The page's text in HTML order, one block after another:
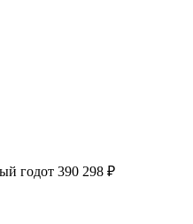
годот 390 298 ₽